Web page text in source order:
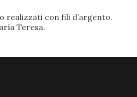
realizzati con fili d’argento.
Teresa.